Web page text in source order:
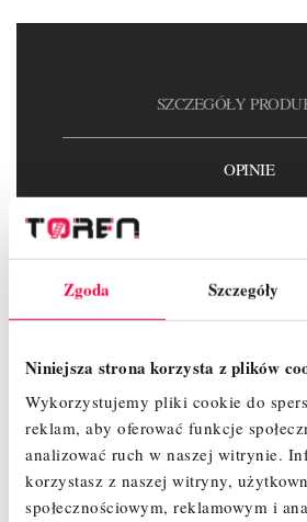
Zgoda Szczegóły
Niniejsza strona korzysta z plików
Wykorzystujemy pliki cookie do
reklam, aby oferować funkcje
analizować ruch w naszej witrynie.
korzystasz z naszej witryny,
społecznościowym, reklamowym i
SZCZEGÓŁY
OPINIE
IndeksT0500.420
Opis
Długość 420